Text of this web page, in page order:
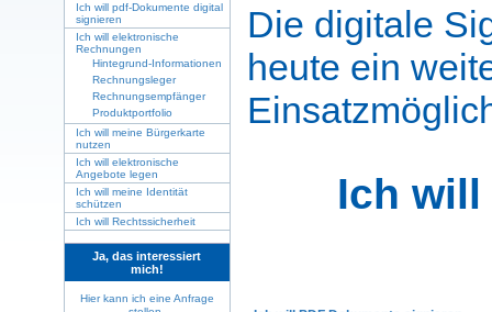
Ich will pdf-Dokumente digital
signieren
Ich will elektronische
Rechnungen
Hintegrund-Informationen
Rechnungsleger
Rechnungsempfänger
Produktportfolio
Ich will meine Bürgerkarte
nutzen
Ich will elektronische
Angebote legen
Ich will meine Identität
schützen
Ich will Rechtssicherheit
Ja, das interessiert
mich!
Hier kann ich eine Anfrage
Die digitale
heute ein
Ich